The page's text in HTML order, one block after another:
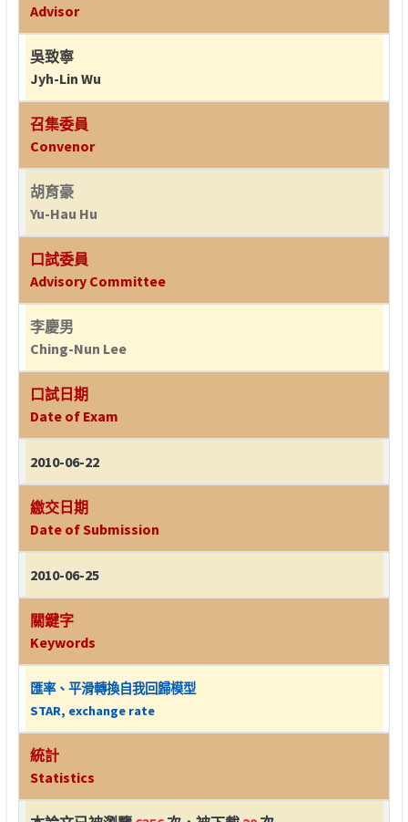
Advisor
吳致寧
Jyh-Lin Wu
召集委員
Convenor
胡育豪
Yu-Hau Hu
口試委員
Advisory Committee
李慶男
Ching-Nun Lee
口試日期
Date of Exam
2010-06-22
繳交日期
Date of Submission
2010-06-25
關鍵字
Keywords
匯率、平滑轉換自我回歸模型
STAR, exchange rate
統計
Statistics